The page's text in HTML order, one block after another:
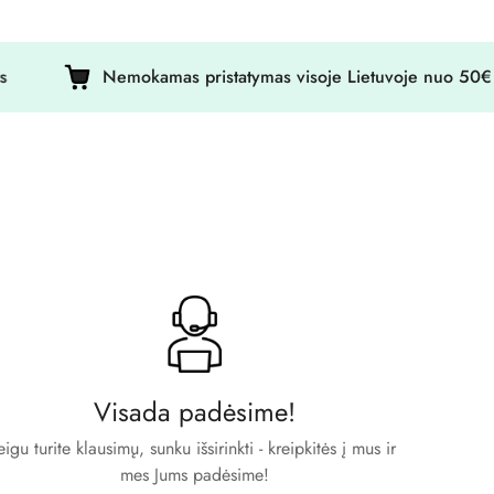
Nemokamas pristatymas visoje Lietuvoje nuo 50€ !
Visada padėsime!
turite klausimų, sunku išsirinkti - kreipkitės į mus ir
mes Jums padėsime!